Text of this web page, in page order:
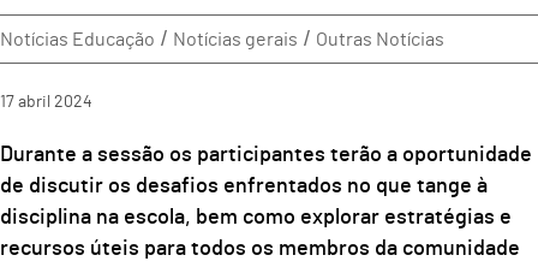
Notícias Educação Notícias gerais Outras Notícias
17 abril 2024
Durante a sessão os participantes terão a oportunidade
de discutir os desafios enfrentados no que tange à
disciplina na escola, bem como explorar estratégias e
recursos úteis para todos os membros da comunidade